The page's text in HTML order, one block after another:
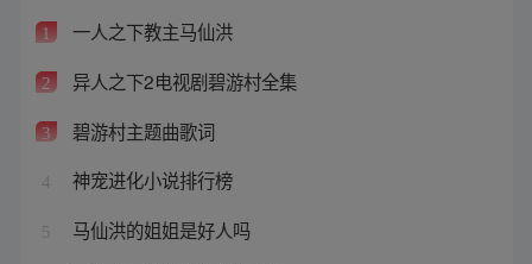
1 一人之下教主马仙洪
2 异人之下2电视剧碧游村全集
3 碧游村主题曲歌词
4 神宠进化小说排行榜
5 马仙洪的姐姐是好人吗